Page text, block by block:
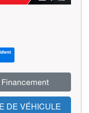
Financement
DE VÉHICULE